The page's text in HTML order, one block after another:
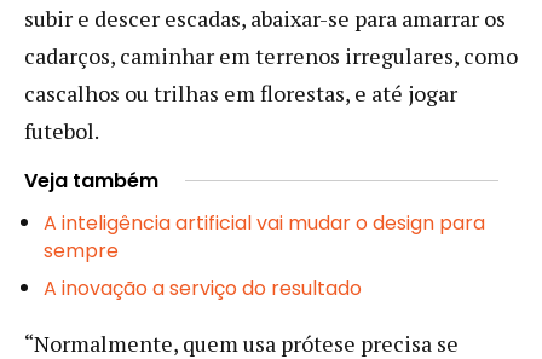
subir e descer escadas, abaixar-se para amarrar os
cadarços, caminhar em terrenos irregulares, como
cascalhos ou trilhas em florestas, e até jogar
futebol.
Veja também
A inteligência artificial vai mudar o design para
sempre
A inovação a serviço do resultado
“Normalmente, quem usa prótese precisa se